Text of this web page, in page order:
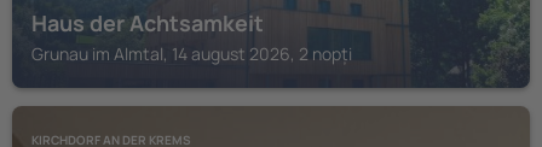
Haus der Achtsamkeit
Grunau im Almtal, 14 august 2026, 2 nopți
KIRCHDORF AN DER KREMS